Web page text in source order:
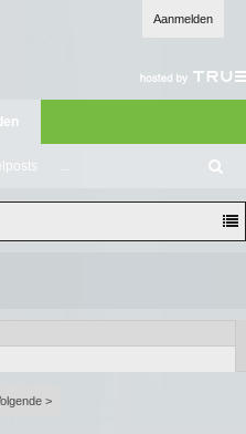
Aanmelden
...
oe
ke
n
>